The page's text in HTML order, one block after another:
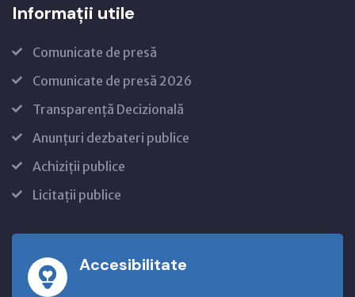
Informații utile
Comunicate de presă
Comunicate de presă 2026
Transparență Decizională
Anunțuri dezbateri publice
Achiziții publice
Licitații publice
Accesibilitate